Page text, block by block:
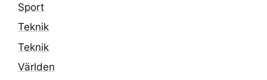
Sport
Teknik
Teknik
Världen